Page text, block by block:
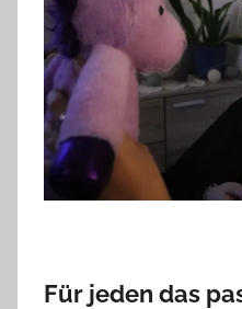
Für jeden das